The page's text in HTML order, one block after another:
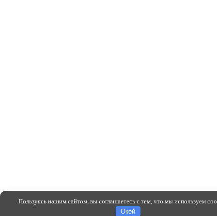
Пользуясь нашим сайтом, вы соглашаетесь с тем, что мы используем
Oкей